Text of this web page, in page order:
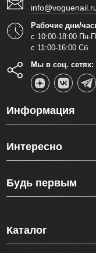
Рабочие дни/
с 10:00-18:00 Пн-
с 11:00-16:00 Сб
Мы в соц. сетях:
Информация
Интересно
Будь первым
Каталог